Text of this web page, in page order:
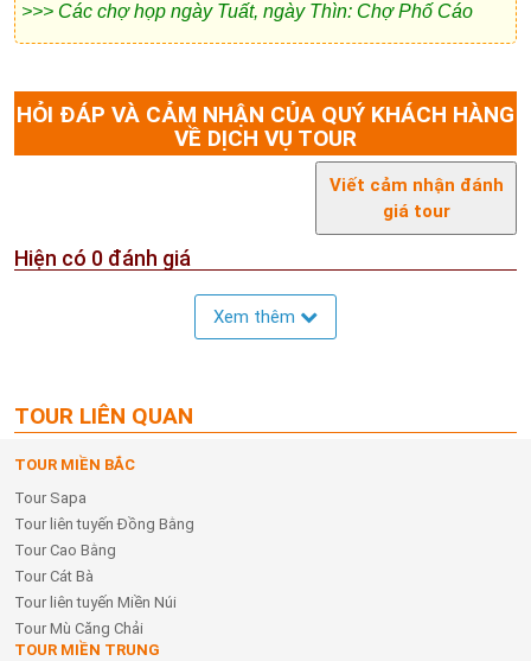
>>> Các chợ họp ngày Tuất, ngày Thìn: Chợ Phố Cáo
HỎI ĐÁP VÀ CẢM NHẬN CỦA QUÝ KHÁCH HÀNG
VỀ DỊCH VỤ TOUR
Viết cảm nhận đánh
giá tour
Hiện có 0 đánh giá
Xem thêm
TOUR LIÊN QUAN
TOUR MIỀN BẮC
Tour Sapa
Tour liên tuyến Đồng Bằng
Tour Cao Bằng
Tour Cát Bà
Tour liên tuyến Miền Núi
Tour Mù Căng Chải
TOUR MIỀN TRUNG